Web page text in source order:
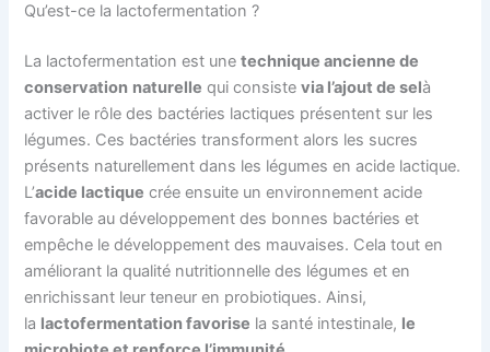
Qu’est-ce la lactofermentation ?
La lactofermentation est unetechnique ancienne de
conservation naturelle qui consistevia l’ajout de selà
activer le rôle des bactéries lactiques présentent sur les
légumes. Ces bactéries transforment alors les sucres
présents naturellement dans les légumes en acide lactique.
L’acide lactique crée ensuite un environnement acide
favorable au développement des bonnes bactéries et
empêche le développement des mauvaises. Cela tout en
améliorant la qualité nutritionnelle des légumes et en
enrichissant leur teneur en probiotiques. Ainsi,
la lactofermentation favorise la santé intestinale, le